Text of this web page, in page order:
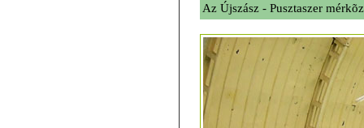
Az Újszász - Pusztaszer